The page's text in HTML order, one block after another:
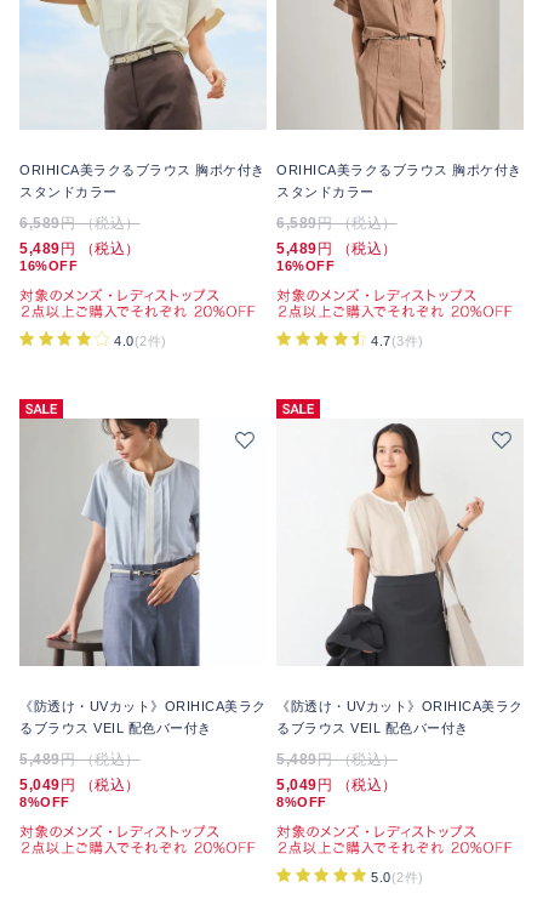
ORIHICA美ラクるブラウス 胸ポケ付き
スタンドカラー
6,589円 （税込）
5,489 円 （税込）
16%OFF
4.0(2件)
ORIHICA美ラクるブラウス 胸ポケ付き
スタンドカラー
6,589円 （税込）
5,489 円 （税込）
16%OFF
4.7(3件)
《防透け・UVカット》ORIHICA美ラク
るブラウス VEIL 配色バー付き
5,489円 （税込）
5,049 円 （税込）
8%OFF
《防透け・UVカット》ORIHICA美ラク
るブラウス VEIL 配色バー付き
5,489円 （税込）
5,049 円 （税込）
8%OFF
5.0(2件)